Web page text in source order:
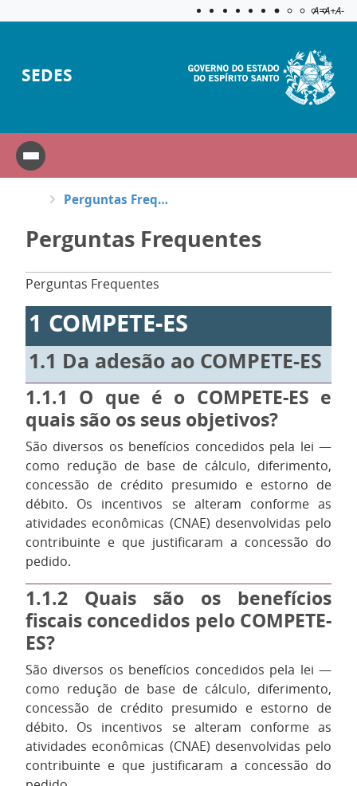
Aplicar
A=A+A-
SEDES
Perguntas Frequentes
Perguntas Frequentes
Perguntas Frequentes
1 COMPETE-ES
1.1 Da adesão ao COMPETE-ES
1.1.1 O que é o COMPETE-ES e
quais são os seus objetivos?
São diversos os benefícios concedidos pela lei —
como redução de base de cálculo, diferimento,
concessão de crédito presumido e estorno de
débito. Os incentivos se alteram conforme as
atividades econômicas (CNAE) desenvolvidas pelo
contribuinte e que justificaram a concessão do
pedido.
1.1.2 Quais são os benefícios
fiscais concedidos pelo COMPETE-
ES?
São diversos os benefícios concedidos pela lei —
como redução de base de cálculo, diferimento,
concessão de crédito presumido e estorno de
débito. Os incentivos se alteram conforme as
atividades econômicas (CNAE) desenvolvidas pelo
contribuinte e que justificaram a concessão do